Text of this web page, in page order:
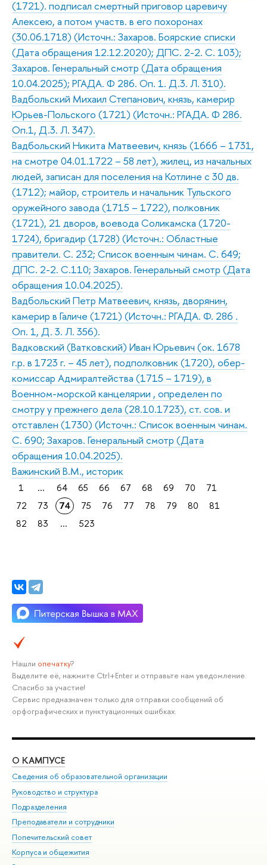
(1721). подписал смертный приговор царевичу
Алексею, а потом участв. в его похоронах
(30.06.1718) (Источн.: Захаров. Боярские списки
(Дата обращения 12.12.2020); ДПС. 2-2. С. 103);
Захаров. Генеральный смотр (Дата обращения
10.04.2025); РГАДА. Ф 286. Оп. 1. Д.3. Л. 310).
Вадбольский Михаил Степанович, князь, камерир
Юрьев-Польского (1721) (Источн.: РГАДА. Ф 286.
Оп.1, Д.3. Л. 347).
Вадбольский Никита Матвеевич, князь (1666 – 1731,
на смотре 04.01.1722 – 58 лет), жилец, из начальных
людей, записан для поселения на Котлине с 30 дв.
(1712); майор, строитель и начальник Тульского
оружейного завода (1715 – 1722), полковник
(1721), 21 дворов, воевода Соликамска (1720-
1724), бригадир (1728) (Источн.: Областные
правители. С. 232; Список военным чинам. С. 649;
ДПС. 2-2. С.110; Захаров. Генеральный смотр (Дата
обращения 10.04.2025).
Вадбольский Петр Матвеевич, князь, дворянин,
камерир в Галиче (1721) (Источн.: РГАДА. Ф. 286 .
Оп. 1, Д. 3. Л. 356).
Вадковский (Ватковский) Иван Юрьевич (ок. 1678
г.р. в 1723 г. – 45 лет), подполковник (1720), обер-
комиссар Адмиралтейства (1715 – 1719), в
Военном-морской канцелярии , определен по
смотру у прежнего дела (28.10.1723), ст. сов. и
отставлен (1730) (Источн.: Список военным чинам.
С. 690; Захаров. Генеральный смотр (Дата
обращения 10.04.2025).
Важинский В.М., историк
1 ... 64 65 66 67 68 69 70
71
72
73 74 75 76 77 78 79 80
81
82
83 ... 523
Нашли опечатку?
Выделите её, нажмите Ctrl+Enter и отправьте нам уведомление.
Спасибо за участие!
Сервис предназначен только для отправки сообщений об
орфографических и пунктуационных ошибках.
О КАМПУСЕ
Сведения об образовательной организации
Руководство и структура
Подразделения
Преподаватели и сотрудники
Попечительский совет
Корпуса и общежития